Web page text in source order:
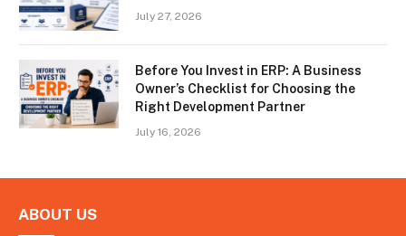
July 27, 2026
Before You Invest in ERP: A Business
Owner’s Checklist for Choosing the
Right Development Partner
July 16, 2026
ABOUT US